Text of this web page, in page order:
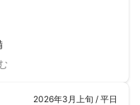
2026年3月上旬 / 平日